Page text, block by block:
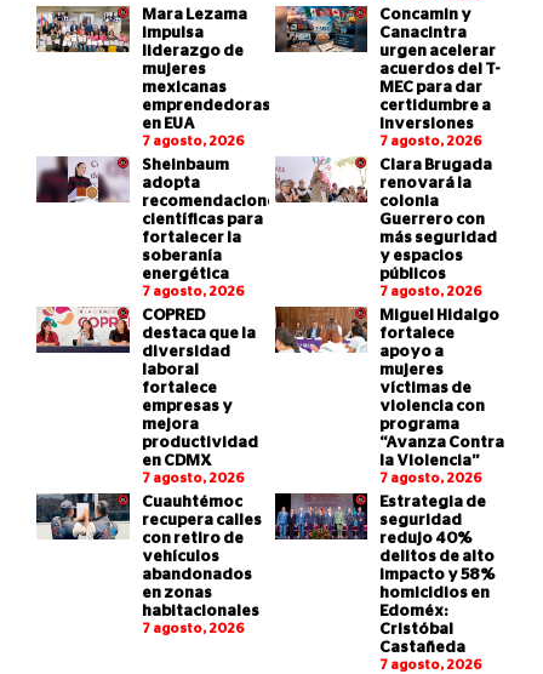
Mara Lezama
impulsa
liderazgo de
mujeres
mexicanas
emprendedoras
en EUA
7 agosto, 2026
Concamin y
Canacintra
urgen acelerar
acuerdos del T-
MEC para dar
certidumbre a
inversiones
7 agosto, 2026
Sheinbaum
adopta
recomendaciones
científicas para
fortalecer la
soberanía
energética
7 agosto, 2026
Clara Brugada
renovará la
colonia
Guerrero con
más seguridad
y espacios
públicos
7 agosto, 2026
COPRED
destaca que la
diversidad
laboral
fortalece
empresas y
mejora
productividad
en CDMX
7 agosto, 2026
Miguel Hidalgo
fortalece
apoyo a
mujeres
víctimas de
violencia con
programa
“Avanza Contra
la Violencia”
7 agosto, 2026
Cuauhtémoc
recupera calles
con retiro de
vehículos
abandonados
en zonas
habitacionales
7 agosto, 2026
Estrategia de
seguridad
redujo 40%
delitos de alto
impacto y 58%
homicidios en
Edoméx:
Cristóbal
Castañeda
7 agosto, 2026